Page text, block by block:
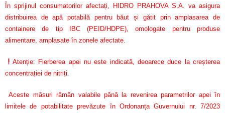
În sprijinul consumatorilor afectați, HIDRO PRAHOVA S.A. va asigura
distribuirea de apă potabilă pentru băut și gătit prin amplasarea de
containere de tip IBC (PEID/HDPE), omologate pentru produse
alimentare, amplasate în zonele afectate.
Atenție: Fierberea apei nu este indicată, deoarece duce la creșterea
concentrației de nitriți.
Aceste măsuri rămân valabile până la revenirea parametrilor apei în
limitele de potabilitate prevăzute în Ordonanța Guvernului nr. 7/2023